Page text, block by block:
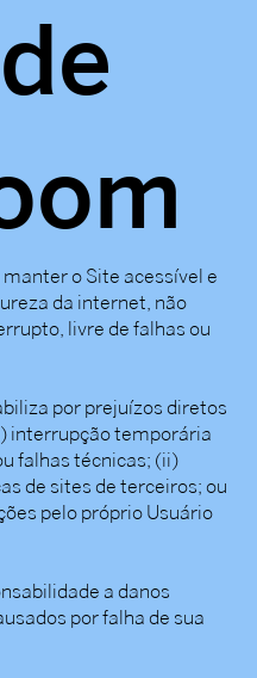
o Site acessível e
da internet, não
livre de falhas ou
por prejuízos diretos
interrupção temporária
falhas técnicas; (ii)
de sites de terceiros; ou
pelo próprio Usuário
a danos
por falha de sua